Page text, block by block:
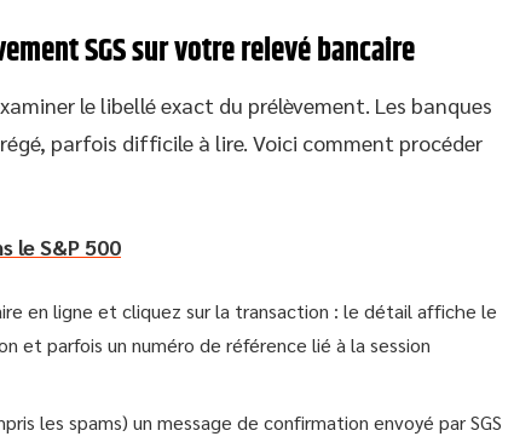
SGS sur votre relevé bancaire
le libellé exact du prélèvement. Les banques
parfois difficile à lire. Voici comment procéder
le S&P 500
en ligne et cliquez sur la transaction : le détail affiche le
et parfois un numéro de référence lié à la session
les spams) un message de confirmation envoyé par SGS